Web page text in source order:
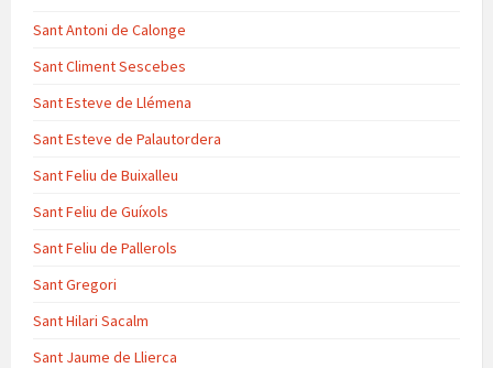
Sant Antoni de Calonge
Sant Climent Sescebes
Sant Esteve de Llémena
Sant Esteve de Palautordera
Sant Feliu de Buixalleu
Sant Feliu de Guíxols
Sant Feliu de Pallerols
Sant Gregori
Sant Hilari Sacalm
Sant Jaume de Llierca